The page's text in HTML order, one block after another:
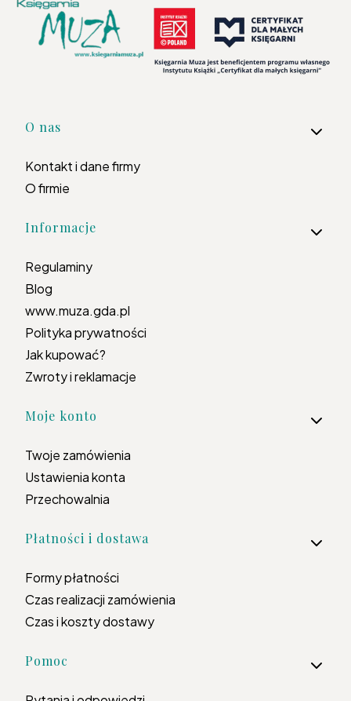
Linki w stopce
O nas
Kontakt i dane firmy
O firmie
Informacje
Regulaminy
Blog
www.muza.gda.pl
Polityka prywatności
Jak kupować?
Zwroty i reklamacje
Moje konto
Twoje zamówienia
Ustawienia konta
Przechowalnia
Płatności i dostawa
Formy płatności
Czas realizacji zamówienia
Czas i koszty dostawy
Pomoc